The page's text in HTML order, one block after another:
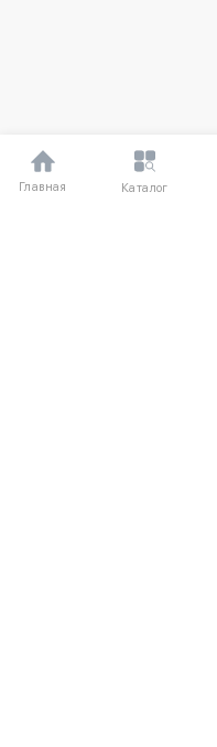
Главная Каталог